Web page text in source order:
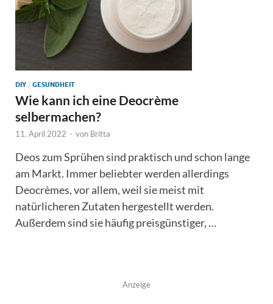
DIY / GESUNDHEIT
Wie kann ich eine Deocrème
selbermachen?
11. April 2022 - von Britta
Deos zum Sprühen sind praktisch und schon lange
am Markt. Immer beliebter werden allerdings
Deocrèmes, vor allem, weil sie meist mit
natürlicheren Zutaten hergestellt werden.
Außerdem sind sie häufig preisgünstiger, …
Anzeige